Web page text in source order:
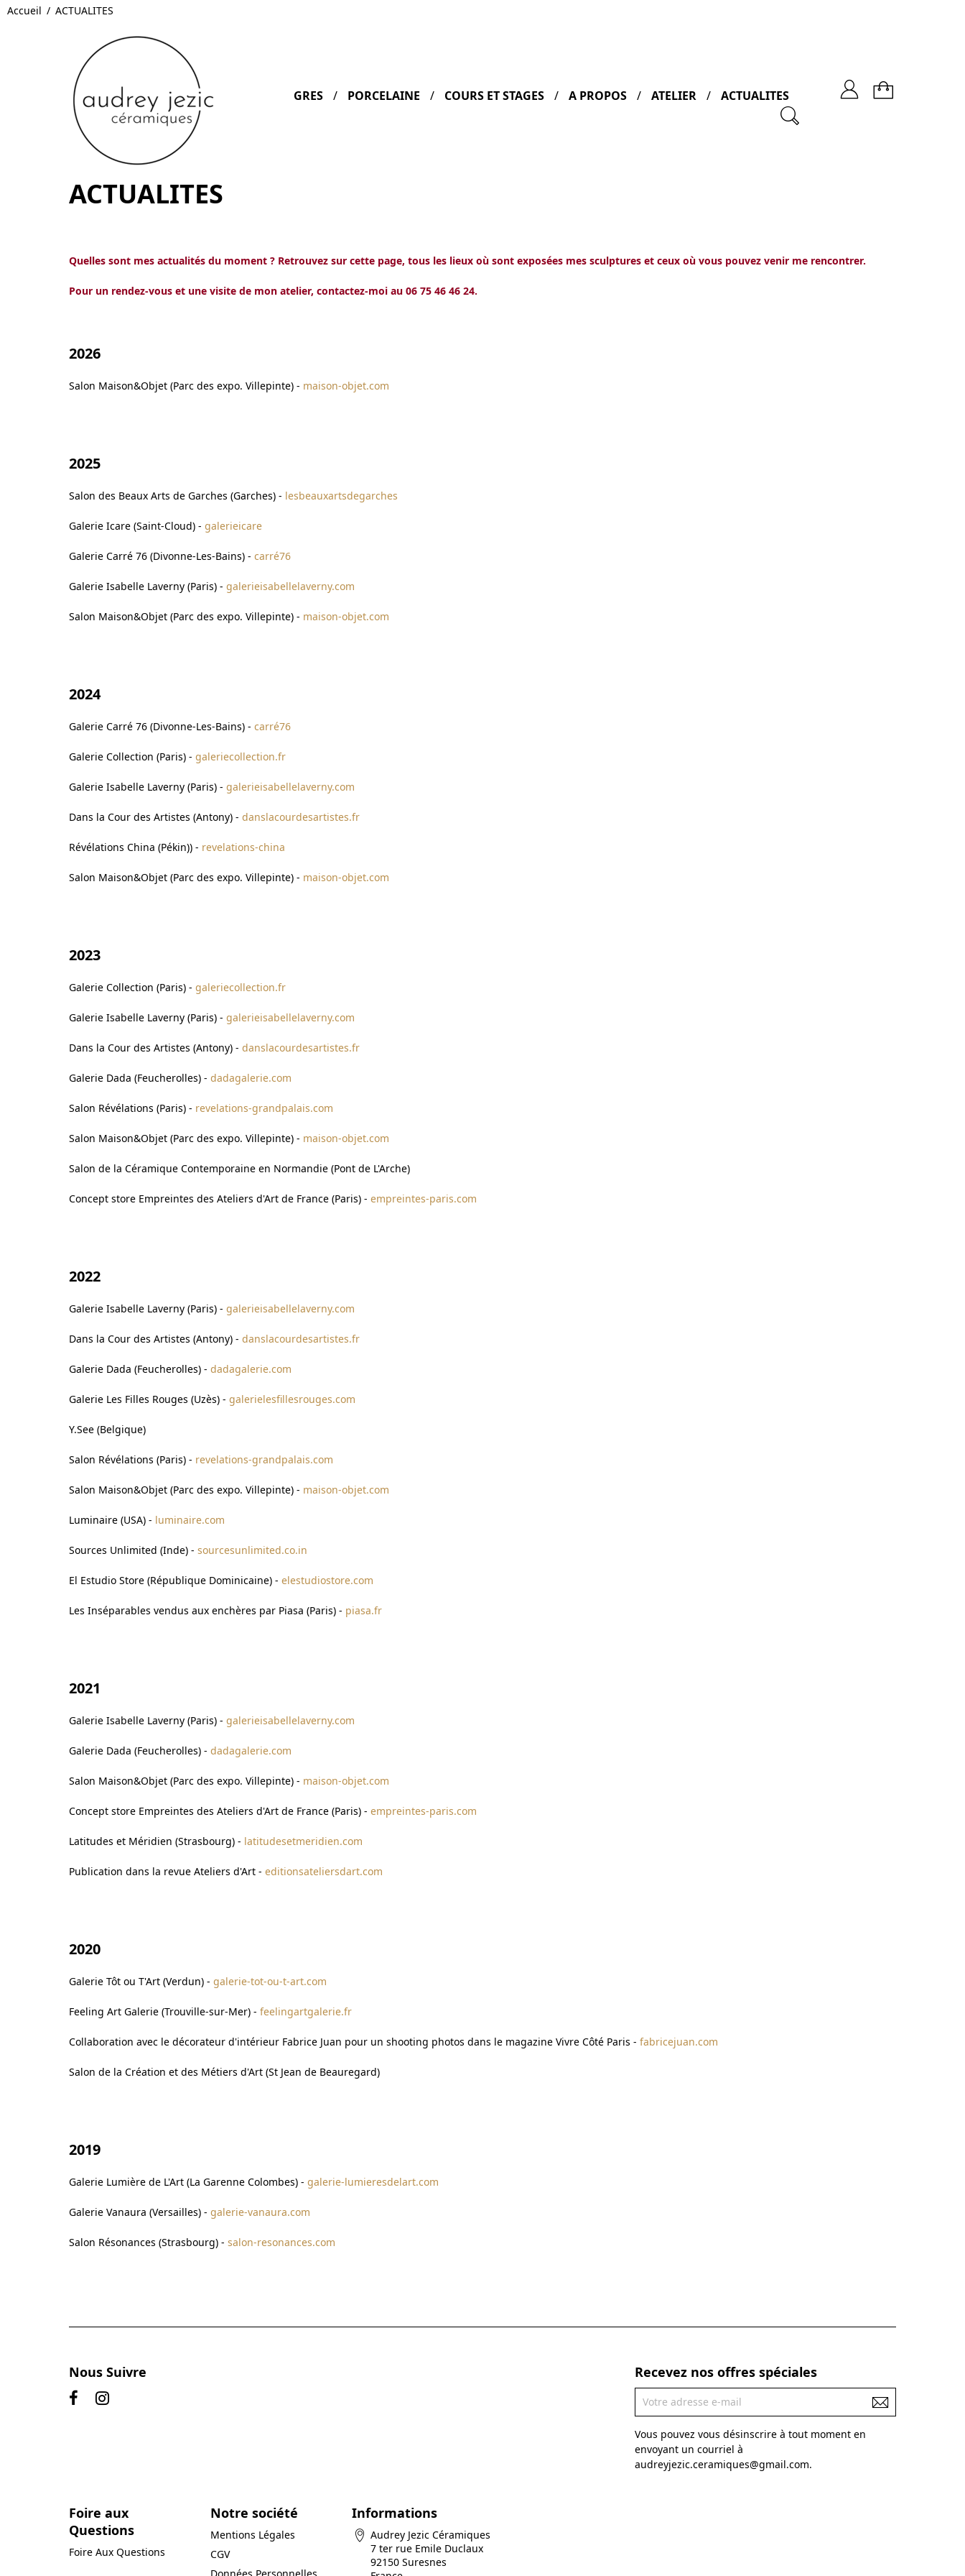
Accueil ACTUALITES
GRES PORCELAINE COURS ET STAGES A PROPOS ATELIER ACTUALITES
ACTUALITES
Quelles sont mes actualités du moment ? Retrouvez sur cette page, tous les lieux où sont exposées mes sculptures et ceux où vous pouvez venir me rencontrer.
Pour un rendez-vous et une visite de mon atelier, contactez-moi au 06 75 46 46 24.
2026
Salon Maison&Objet (Parc des expo. Villepinte) - maison-objet.com
2025
Salon des Beaux Arts de Garches (Garches) - lesbeauxartsdegarches
Galerie Icare (Saint-Cloud) - galerieicare
Galerie Carré 76 (Divonne-Les-Bains) - carré76
Galerie Isabelle Laverny (Paris) - galerieisabellelaverny.com
Salon Maison&Objet (Parc des expo. Villepinte) - maison-objet.com
2024
Galerie Carré 76 (Divonne-Les-Bains) - carré76
Galerie Collection (Paris) - galeriecollection.fr
Galerie Isabelle Laverny (Paris) - galerieisabellelaverny.com
Dans la Cour des Artistes (Antony) - danslacourdesartistes.fr
Révélations China (Pékin)) - revelations-china
Salon Maison&Objet (Parc des expo. Villepinte) - maison-objet.com
2023
Galerie Collection (Paris) - galeriecollection.fr
Galerie Isabelle Laverny (Paris) - galerieisabellelaverny.com
Dans la Cour des Artistes (Antony) - danslacourdesartistes.fr
Galerie Dada (Feucherolles) - dadagalerie.com
Salon Révélations (Paris) - revelations-grandpalais.com
Salon Maison&Objet (Parc des expo. Villepinte) - maison-objet.com
Salon de la Céramique Contemporaine en Normandie (Pont de L'Arche)
Concept store Empreintes des Ateliers d'Art de France (Paris) - empreintes-paris.com
2022
Galerie Isabelle Laverny (Paris) - galerieisabellelaverny.com
Dans la Cour des Artistes (Antony) - danslacourdesartistes.fr
Galerie Dada (Feucherolles) - dadagalerie.com
Galerie Les Filles Rouges (Uzès) - galerielesfillesrouges.com
Y.See (Belgique)
Salon Révélations (Paris) - revelations-grandpalais.com
Salon Maison&Objet (Parc des expo. Villepinte) - maison-objet.com
Luminaire (USA) - luminaire.com
Sources Unlimited (Inde) - sourcesunlimited.co.in
El Estudio Store (République Dominicaine) - elestudiostore.com
Les Inséparables vendus aux enchères par Piasa (Paris) - piasa.fr
2021
Galerie Isabelle Laverny (Paris) - galerieisabellelaverny.com
Galerie Dada (Feucherolles) - dadagalerie.com
Salon Maison&Objet (Parc des expo. Villepinte) - maison-objet.com
Concept store Empreintes des Ateliers d'Art de France (Paris) - empreintes-paris.com
Latitudes et Méridien (Strasbourg) - latitudesetmeridien.com
Publication dans la revue Ateliers d'Art - editionsateliersdart.com
2020
Galerie Tôt ou T'Art (Verdun) - galerie-tot-ou-t-art.com
Feeling Art Galerie (Trouville-sur-Mer) - feelingartgalerie.fr
Collaboration avec le décorateur d'intérieur Fabrice Juan pour un shooting photos dans le magazine Vivre Côté Paris - fabricejuan.com
Salon de la Création et des Métiers d'Art (St Jean de Beauregard)
2019
Galerie Lumière de L'Art (La Garenne Colombes) - galerie-lumieresdelart.com
Galerie Vanaura (Versailles) - galerie-vanaura.com
Salon Résonances (Strasbourg) - salon-resonances.com
Nous Suivre Recevez nos offres spéciales
Vous pouvez vous désinscrire à tout moment en
envoyant un courriel à
audreyjezic.ceramiques@gmail.com.
Foire aux
Questions
Foire Aux Questions
Notre société
Mentions Légales
CGV
Informations
Audrey Jezic Céramiques
7 ter rue Emile Duclaux
92150 Suresnes